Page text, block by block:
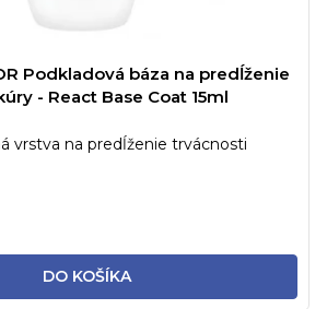
Podkladová báza na predĺženie
- React Base Coat 15ml
DO KOŠÍKA
vrstva na predĺženie trvácnosti